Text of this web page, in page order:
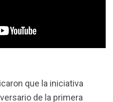
que la iniciativa
de la primera